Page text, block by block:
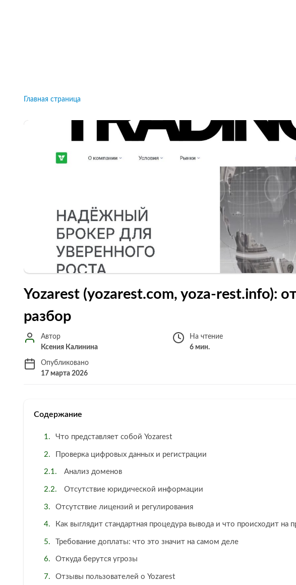
Главная страница
Yozarest (yozarest.com, yoza-rest.info):
разбор
Автор
Ксения Калинина
На чтение
6 мин.
Опубликовано
17 марта 2026
Содержание
Что представляет собой Yozarest
Проверка цифровых данных и регистрации
Анализ доменов
Отсутствие юридической информации
Отсутствие лицензий и регулирования
Как выглядит стандартная процедура вывода и что происходит на
Требование доплаты: что это значит на самом деле
Откуда берутся угрозы
Отзывы пользователей о Yozarest